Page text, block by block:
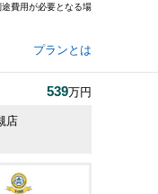
費用が必要となる場
プランとは
539万円
店